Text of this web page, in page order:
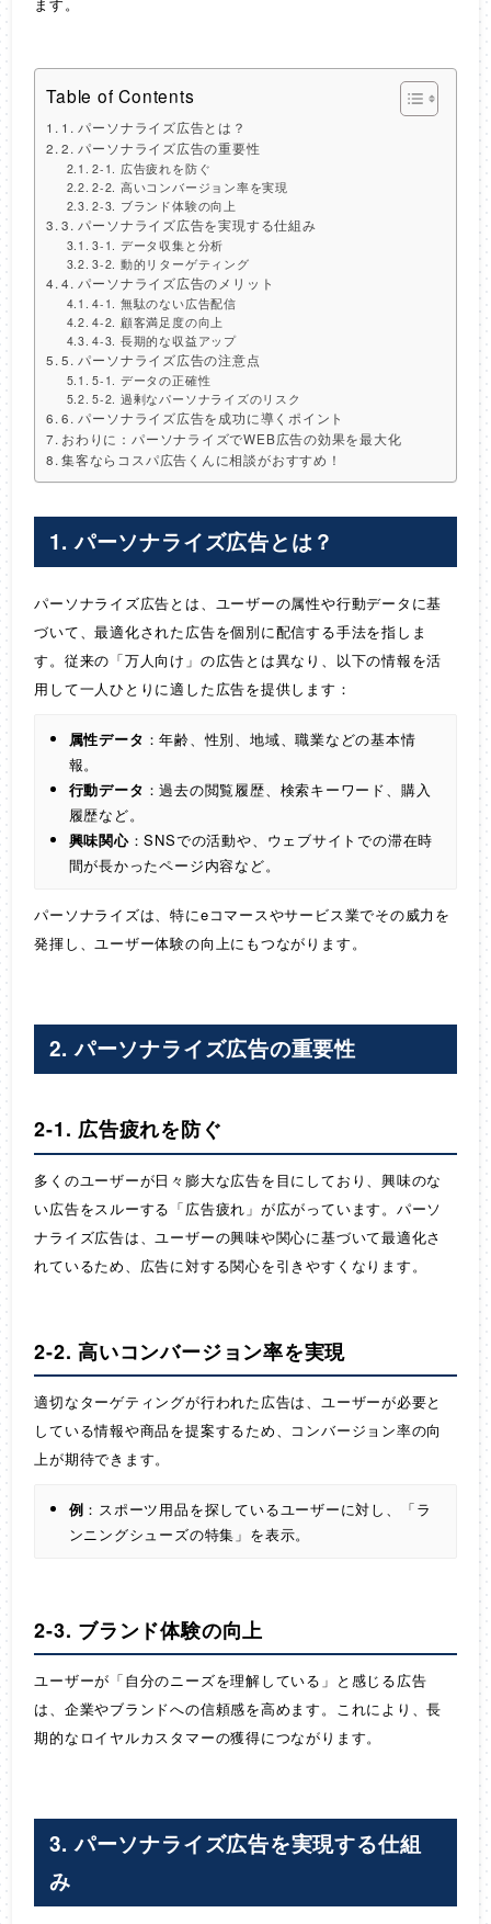
ます。
Table of Contents
1. パーソナライズ広告とは？
2. パーソナライズ広告の重要性
2-1. 広告疲れを防ぐ
2-2. 高いコンバージョン率を実現
2-3. ブランド体験の向上
3. パーソナライズ広告を実現する仕組み
3-1. データ収集と分析
3-2. 動的リターゲティング
4. パーソナライズ広告のメリット
4-1. 無駄のない広告配信
4-2. 顧客満足度の向上
4-3. 長期的な収益アップ
5. パーソナライズ広告の注意点
5-1. データの正確性
5-2. 過剰なパーソナライズのリスク
6. パーソナライズ広告を成功に導くポイント
おわりに：パーソナライズでWEB広告の効果を最大化
集客ならコスパ広告くんに相談がおすすめ！
1. パーソナライズ広告とは？
パーソナライズ広告とは、ユーザーの属性や行動データに基
づいて、最適化された広告を個別に配信する手法を指しま
す。従来の「万人向け」の広告とは異なり、以下の情報を活
用して一人ひとりに適した広告を提供します：
属性データ ：年齢、性別、地域、職業などの基本情
報。
行動データ ：過去の閲覧履歴、検索キーワード、購入
履歴など。
興味関心：SNSでの活動や、ウェブサイトでの滞在時
間が長かったページ内容など。
パーソナライズは、特にeコマースやサービス業でその威力を
発揮し、ユーザー体験の向上にもつながります。
2. パーソナライズ広告の重要性
2-1. 広告疲れを防ぐ
多くのユーザーが日々膨大な広告を目にしており、興味のな
い広告をスルーする「広告疲れ」が広がっています。パーソ
ナライズ広告は、ユーザーの興味や関心に基づいて最適化さ
れているため、広告に対する関心を引きやすくなります。
2-2. 高いコンバージョン率を実現
適切なターゲティングが行われた広告は、ユーザーが必要と
している情報や商品を提案するため、コンバージョン率の向
上が期待できます。
例 ：スポーツ用品を探しているユーザーに対し、「ラ
ンニングシューズの特集」を表示。
2-3. ブランド体験の向上
ユーザーが「自分のニーズを理解している」と感じる広告
は、企業やブランドへの信頼感を高めます。これにより、長
期的なロイヤルカスタマーの獲得につながります。
3. パーソナライズ広告を実現する仕組
み